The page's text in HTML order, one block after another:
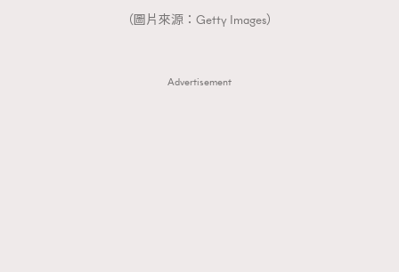
（圖片來源：Getty Images）
Advertisement